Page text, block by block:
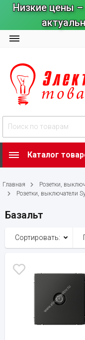
Низкие цены
Каталог
Главная
Розетки,
Розетки, выключатели
Базальт
Сортировать: